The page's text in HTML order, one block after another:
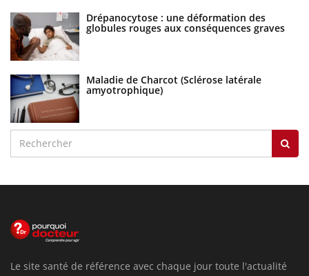
Drépanocytose : une déformation des
globules rouges aux conséquences graves
Maladie de Charcot (Sclérose latérale
amyotrophique)
Le site santé de référence avec chaque jour toute l'actualité